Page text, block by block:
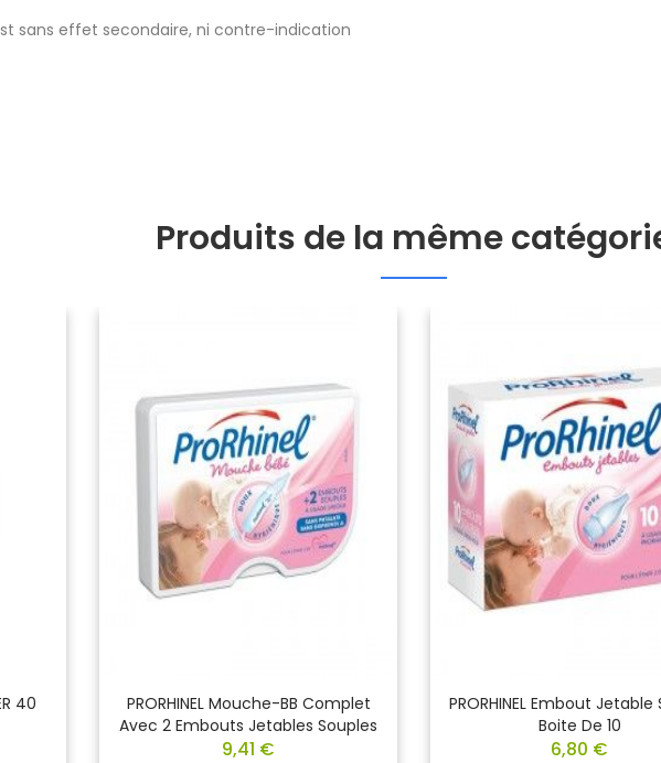
sans effet secondaire, ni contre-indication
Produits de la même
40
PRORHINEL Mouche-BB Complet
Avec 2 Embouts Jetables Souples
9,41 €
PRORHINEL Embout Jetable
Boite De 10
6,80 €